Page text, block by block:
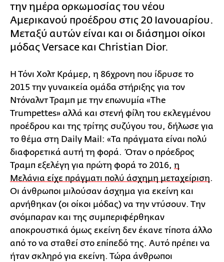
την ημέρα ορκωμοσίας του νέου
Αμερικανού προέδρου στις 20 Ιανουαρίου.
Μεταξύ αυτών είναι και οι διάσημοι οίκοι
μόδας Versace και Christian Dior.
Η Τόνι Χολτ Κράμερ, η 86χρονη που ίδρυσε το
2015 την γυναικεία ομάδα στήριξης για τον
Ντόναλντ Τραμπ με την επωνυμία «The
Trumpettes» αλλά και στενή φίλη του εκλεγμένου
προέδρου και της τρίτης συζύγου του, δήλωσε για
το θέμα στη Daily Mail: «Τα πράγματα είναι πολύ
διαφορετικά αυτή τη φορά. Όταν ο πρόεδρος
Τραμπ εξελέγη για πρώτη φορά το 2016, η
Μελάνια είχε πράγματι πολύ άσχημη μεταχείριση.
Οι άνθρωποι μιλούσαν άσχημα για εκείνη και
αρνήθηκαν (οι οίκοι μόδας) να την ντύσουν. Την
σνόμπαραν και της συμπεριφέρθηκαν
αποκρουστικά όμως εκείνη δεν έκανε τίποτα άλλο
από το να σταθεί στο επίπεδό της. Αυτό πρέπει να
ήταν σκληρό για εκείνη. Τώρα άνθρωποι